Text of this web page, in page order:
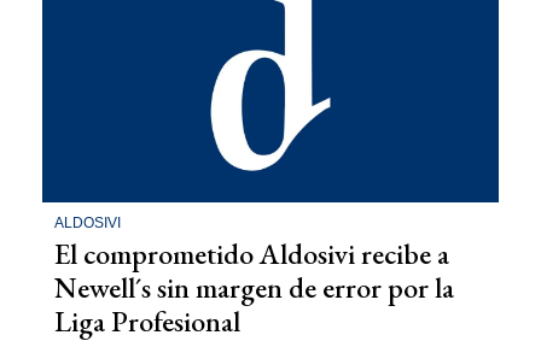
ALDOSIVI
El comprometido Aldosivi recibe a
Newell´s sin margen de error por la
Liga Profesional